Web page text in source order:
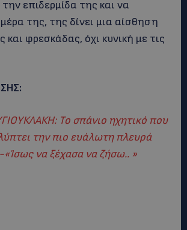
επιδερμίδα της και να
της, της δίνει μια αίσθηση
και φρεσκάδας, όχι κυνική με τις
Το σπάνιο ηχητικό που
την πιο ευάλωτη πλευρά
«Ίσως να ξέχασα να ζήσω.. »